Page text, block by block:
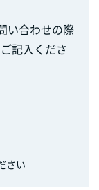
い合わせの際
ご記入くださ
さい